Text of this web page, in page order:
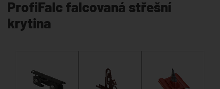
ProfiFalc falcovaná střešní
krytina